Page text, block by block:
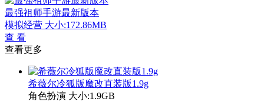
最强祖师手游最新版本
模拟经营 大小:172.86MB
查 看
查看更多
希薇尔冷狐版魔改直装版1.9g
角色扮演 大小:1.9GB